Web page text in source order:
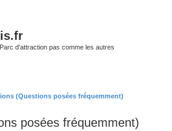
d'attraction pas comme les autres
(Questions posées fréquemment)
posées fréquemment)